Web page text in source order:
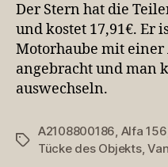
Der Stern hat die
und kostet 17,91€. Er
Motorhaube mit
angebracht und man
auswechseln.
Schlagwörter
A2108800186 Alfa 156
Tücke des Objekts,